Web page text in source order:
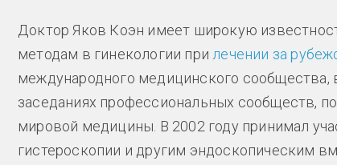
Доктор Яков Коэн имеет широкую
методам в гинекологии прилечении за
международного медицинского сообщества,
заседаниях профессиональных сообществ,
мировой медицины. В 2002 году принимал
гистероскопии и другим эндоскопическим